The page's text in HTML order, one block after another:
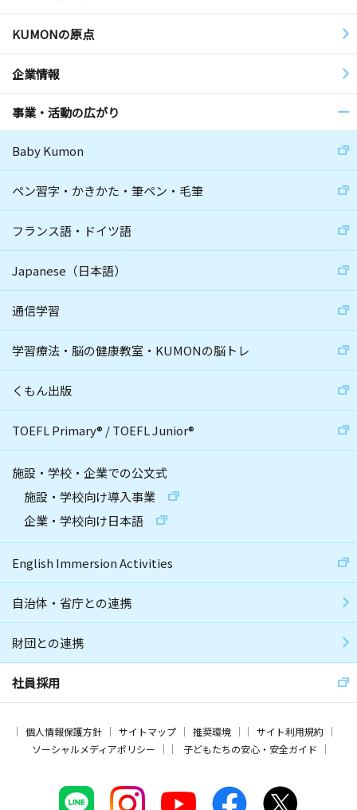
KUMONの原点
企業情報
事業・活動の広がり
Baby Kumon
ペン習字・かきかた・筆ペン・毛筆
フランス語・ドイツ語
Japanese（日本語）
通信学習
学習療法・脳の健康教室・KUMONの脳トレ
くもん出版
TOEFL Primary® /TOEFL Junior®
施設・学校・企業での公文式
施設・学校向け導入事業
企業・学校向け日本語
English Immersion Activities
自治体・省庁との連携
財団との連携
社員採用
個人情報保護方針 サイトマップ 推奨環境
サイト利用規約
ソーシャルメディアポリシー
子どもたちの安心・安全ガイド